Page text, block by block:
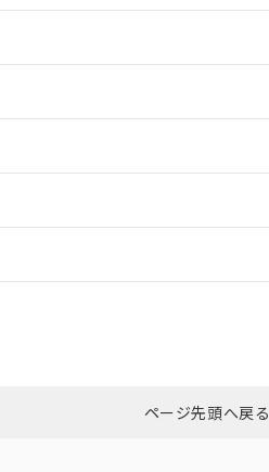
ダウンロードはこちらページ先頭へ戻る